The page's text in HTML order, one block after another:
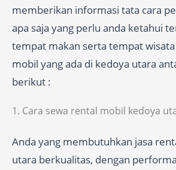
memberikan informasi tata cara
apa saja yang perlu anda ketahui
tempat makan serta tempat
mobil yang ada di kedoya utara
berikut :
1. Cara sewa rental mobil kedoya
Anda yang membutuhkan jasa
utara berkualitas, dengan